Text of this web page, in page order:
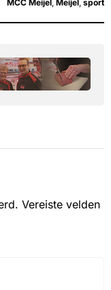
MCC Meijel, Meijel, sport
Vereiste velden